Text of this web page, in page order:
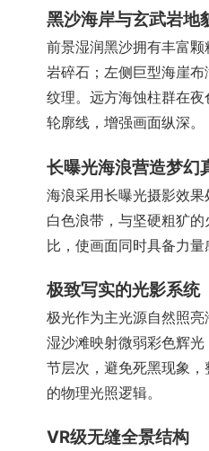
黑沙海岸与玄武岩地
前景湿润黑沙拥有丰富
岩碎石；左侧巨型海崖
纹理。远方海蚀柱群在
轮廓线，增强画面纵深。
长曝光海浪营造梦幻
海浪采用长曝光摄影效
白色浪带，与坚硬粗犷
比，使画面同时具备力量
极致写实的光影系统
极光作为主光源自然照
湿沙滩映射微弱彩色辉
节层次，避免死黑现象
的物理光照逻辑。
VR级无缝全景结构